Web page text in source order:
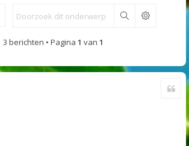
Zoek
3 berichten • Pagina 1 van 1